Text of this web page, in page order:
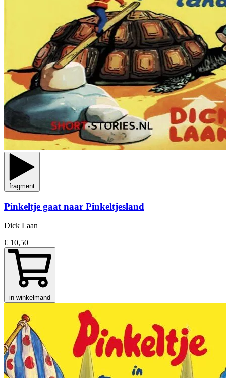
fragment
Pinkeltje gaat naar Pinkeltjesland
Dick Laan
€ 10,50
in winkelmand